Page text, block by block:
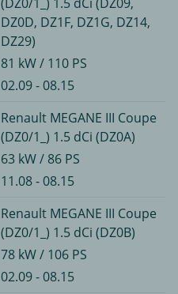
(DZ0/1_) 1.5 dCi (DZ09,
DZ0D, DZ1F, DZ1G, DZ14,
DZ29)
81 kW / 110 PS
02.09 - 08.15
Renault MEGANE III Coupe
(DZ0/1_) 1.5 dCi (DZ0A)
63 kW / 86 PS
11.08 - 08.15
Renault MEGANE III Coupe
(DZ0/1_) 1.5 dCi (DZ0B)
78 kW / 106 PS
02.09 - 08.15